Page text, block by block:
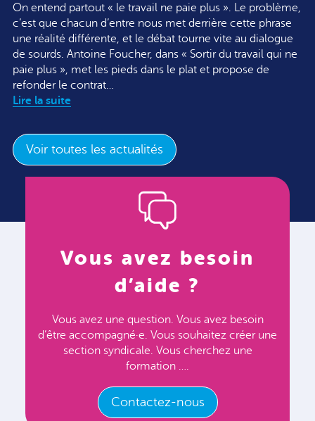
On entend partout « le travail ne paie plus ». Le problème,
c’est que chacun d’entre nous met derrière cette phrase
une réalité différente, et le débat tourne vite au dialogue
de sourds. Antoine Foucher, dans « Sortir du travail qui ne
paie plus », met les pieds dans le plat et propose de
refonder le contrat…
Lire la suite
Voir toutes les actualités
Vous avez besoin
d’aide ?
Vous avez une question. Vous avez besoin
d’être accompagné·e. Vous souhaitez créer une
section syndicale. Vous cherchez une
formation ….
Contactez-nous